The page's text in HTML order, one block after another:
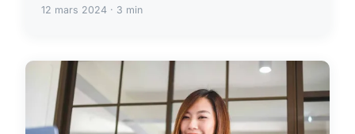
12 mars 2024 · 3 min